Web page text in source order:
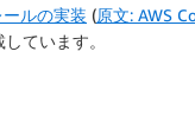
ルの実装 (原文: AWS
ています。